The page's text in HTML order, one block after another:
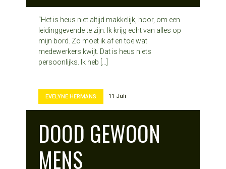
“Het is heus niet altijd makkelijk, hoor, om een
leidinggevende te zijn. Ik krijg echt van alles op
mijn bord. Zo moet ik af en toe wat
medewerkers kwijt. Dat is heus niets
persoonlijks. Ik heb […]
EVELYNE HERMANS 11 Juli
DOOD GEWOON
MENS